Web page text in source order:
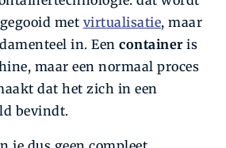
met virtualisatie, maar
in. Een containeris
maar een normaal proces
dat het zich in een
bevindt.